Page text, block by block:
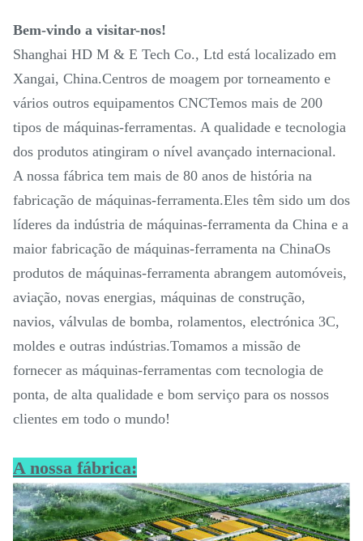
Bem-vindo a visitar-nos!
Shanghai HD M & E Tech Co., Ltd está localizado em
Xangai, China.Centros de moagem por torneamento e
vários outros equipamentos CNCTemos mais de 200
tipos de máquinas-ferramentas. A qualidade e tecnologia
dos produtos atingiram o nível avançado internacional.
A nossa fábrica tem mais de 80 anos de história na
fabricação de máquinas-ferramenta.Eles têm sido um dos
líderes da indústria de máquinas-ferramenta da China e a
maior fabricação de máquinas-ferramenta na ChinaOs
produtos de máquinas-ferramenta abrangem automóveis,
aviação, novas energias, máquinas de construção,
navios, válvulas de bomba, rolamentos, electrónica 3C,
moldes e outras indústrias.Tomamos a missão de
fornecer as máquinas-ferramentas com tecnologia de
ponta, de alta qualidade e bom serviço para os nossos
clientes em todo o mundo!
A nossa fábrica: